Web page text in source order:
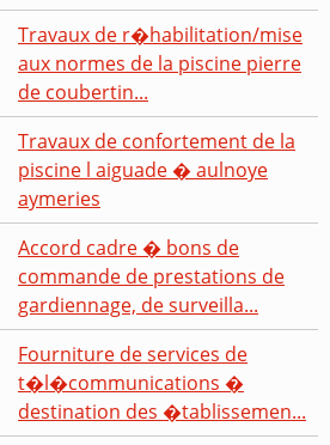
Travaux de r�habilitation/mise
aux normes de la piscine pierre
de coubertin...
Travaux de confortement de la
piscine l aiguade � aulnoye
aymeries
Accord cadre � bons de
commande de prestations de
gardiennage, de surveilla...
Fourniture de services de
t�l�communications �
destination des �tablissemen...